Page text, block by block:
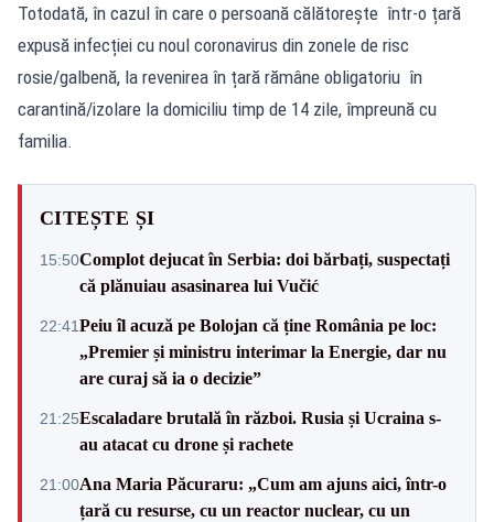
Totodată, în cazul în care o persoană călătorește într-o țară
expusă infecției cu noul coronavirus din zonele de risc
rosie/galbenă, la revenirea în țară rămâne obligatoriu în
carantină/izolare la domiciliu timp de 14 zile, împreună cu
familia.
CITEȘTE ȘI
15:50Complot dejucat în Serbia: doi bărbați, suspectați
că plănuiau asasinarea lui Vučić
22:41Peiu îl acuză pe Bolojan că ține România pe loc:
„Premier și ministru interimar la Energie, dar nu
are curaj să ia o decizie”
21:25Escaladare brutală în război. Rusia și Ucraina s-
au atacat cu drone și rachete
21:00Ana Maria Păcuraru: „Cum am ajuns aici, într-o
țară cu resurse, cu un reactor nuclear, cu un